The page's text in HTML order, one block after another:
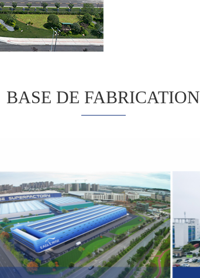
BASE DE FABRICATION